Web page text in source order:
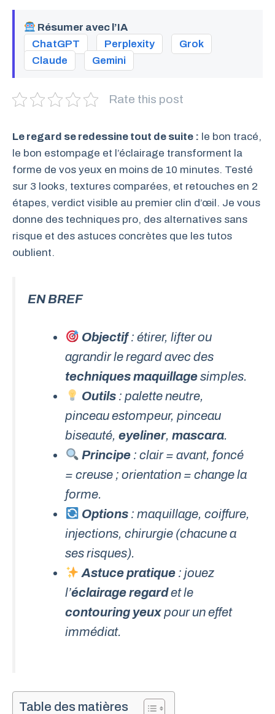
Résumer avec l’IA
ChatGPT
Perplexity
Grok
Claude
Gemini
Rate this post
Le regard se redessine tout de suite : le bon tracé,
le bon estompage et l’éclairage transforment la
forme de vos yeux en moins de 10 minutes. Testé
sur 3 looks, textures comparées, et retouches en 2
étapes, verdict visible au premier clin d’œil. Je vous
donne des techniques pro, des alternatives sans
risque et des astuces concrètes que les tutos
oublient.
EN BREF
Objectif: étirer, lifter ou
agrandir le regard avec des
techniques maquillagesimples.
Outils : palette neutre,
pinceau estompeur, pinceau
biseauté,eyeliner,mascara.
Principe : clair = avant, foncé
= creuse ; orientation = change la
forme.
Options : maquillage, coiffure,
injections, chirurgie (chacune a
ses risques).
Astuce pratique : jouez
l’éclairage regardet le
contouring yeuxpour un effet
immédiat.
Table des matières